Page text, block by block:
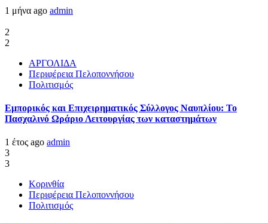
1 μήνα ago admin
2
2
ΑΡΓΟΛΙΔΑ
Περιφέρεια Πελοποννήσου
Πολιτισμός
Εμπορικός και Επιχειρηματικός Σύλλογος Ναυπλίου: Το
Πασχαλινό Ωράριο Λειτουργίας των καταστημάτων
1 έτος ago admin
3
3
Κορινθία
Περιφέρεια Πελοποννήσου
Πολιτισμός